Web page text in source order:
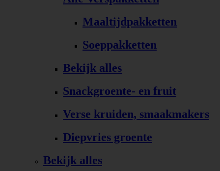
Maaltijdpakketten
Soeppakketten
Bekijk alles
Snackgroente- en fruit
Verse kruiden, smaakmakers
Diepvries groente
Bekijk alles